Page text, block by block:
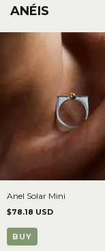
ANÉIS
Anel Solar Mini
$78.18 USD
BUY